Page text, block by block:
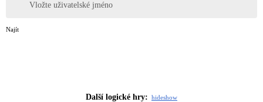
Vložte uživatelské jméno
Najít
Další logické hry: hideshow